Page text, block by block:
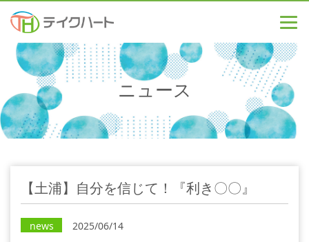
ニュース
【土浦】自分を信じて！『利き〇〇』
news 2025/06/14